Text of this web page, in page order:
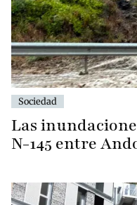
Sociedad
Las
N-145 entre